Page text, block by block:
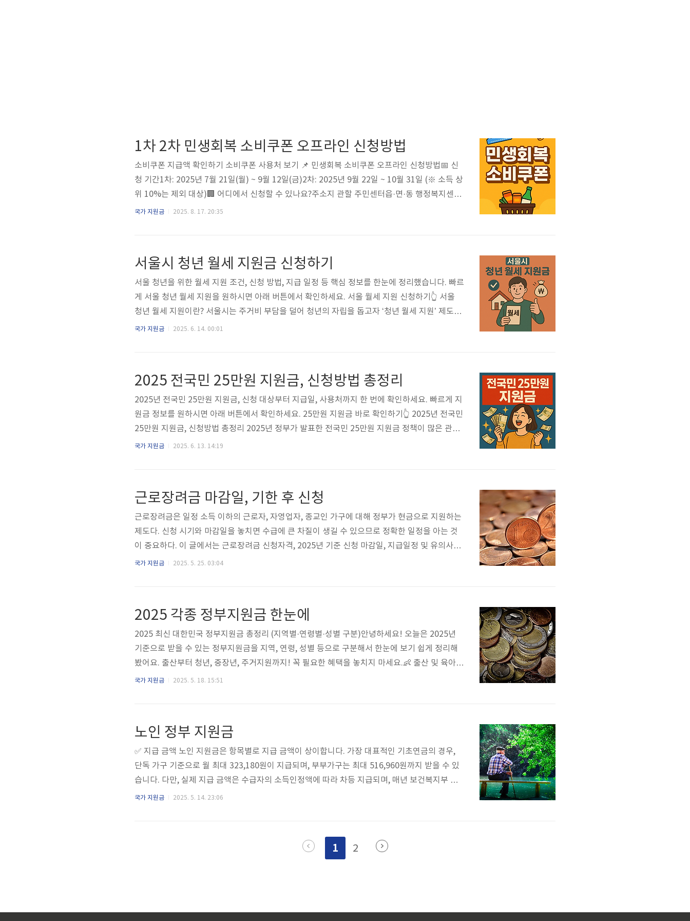
1차 2차 민생회복 소비쿠폰 오프라인 신청방법
소비쿠폰 지급액 확인하기 소비쿠폰 사용처 보기 📌 민생회복 소비쿠폰 오프라인 신청방법📅 신
청 기간1차: 2025년 7월 21일(월) ~ 9월 12일(금)2차: 2025년 9월 22일 ~ 10월 31일 (※ 소득 상
위 10%는 제외 대상)🏢 어디에서 신청할 수 있나요?주소지 관할 주민센터읍·면·동 행정복지센터
지역사랑상품권 오프라인 창구 (일부 지자체 운영)※ 지자체에 따라 신청 장소가 상이할 수 있으
주민센터 방..
국가 지원금 2025. 8. 17. 20:35
서울시 청년 월세 지원금 신청하기
서울 청년을 위한 월세 지원 조건, 신청 방법, 지급 일정 등 핵심 정보를 한눈에 정리했습니다. 빠르
게 서울 청년 월세 지원을 원하시면 아래 버튼에서 확인하세요. 서울 월세 지원 신청하기👆 서울
청년 월세 지원이란? 서울시는 주거비 부담을 덜어 청년의 자립을 돕고자 ‘청년 월세 지원’ 제도를
운영하고 있습니다. 일정 자격 요건을 갖춘 청년들에게 매달 일정 금액의 월세를 최대 10개월간
세가..
국가 지원금 2025. 6. 14. 00:01
2025 전국민 25만원 지원금, 신청방법 총정리
2025년 전국민 25만원 지원금, 신청 대상부터 지급일, 사용처까지 한 번에 확인하세요. 빠르게 지
원금 정보를 원하시면 아래 버튼에서 확인하세요. 25만원 지원금 바로 확인하기👆 2025년 전국민
25만원 지원금, 신청방법 총정리 2025년 정부가 발표한 전국민 25만원 지원금 정책이 많은 관심
을 받고 있습니다. 이번 지원금은 경기 침체와 물가 상승에 따른 소비 진작 및 국민 생활 안정화를
소득 상위 10%..
국가 지원금 2025. 6. 13. 14:19
근로장려금 마감일, 기한 후 신청
근로장려금은 일정 소득 이하의 근로자, 자영업자, 종교인 가구에 대해 정부가 현금으로 지원하는
제도다. 신청 시기와 마감일을 놓치면 수급에 큰 차질이 생길 수 있으므로 정확한 일정을 아는 것
이 중요하다. 이 글에서는 근로장려금 신청자격, 2025년 기준 신청 마감일, 지급일정 및 유의사항
을 상세하게 안내한다. 근로장려금 신청하기근로장려금 신청자격과 조건근로장려금은 일하는 저
이 가구: 연 소득 3,800만원 이하..
국가 지원금 2025. 5. 25. 03:04
2025 각종 정부지원금 한눈에
2025 최신 대한민국 정부지원금 총정리 (지역별·연령별·성별 구분)안녕하세요! 오늘은 2025년
기준으로 받을 수 있는 정부지원금을 지역, 연령, 성별 등으로 구분해서 한눈에 보기 쉽게 정리해
봤어요. 출산부터 청년, 중장년, 주거지원까지! 꼭 필요한 혜택을 놓치지 마세요.👶 출산 및 육아
지원1. 육아휴직 급여 확대육아휴직 급여가 월 최대 250만원으로 상향되었고, 이제는 사후지급
대근무 시간을 줄여 자녀를 돌보는 분..
국가 지원금 2025. 5. 18. 15:51
노인 정부 지원금
✅ 지급 금액 노인 지원금은 항목별로 지급 금액이 상이합니다. 가장 대표적인 기초연금의 경우,
단독 가구 기준으로 월 최대 323,180원이 지급되며, 부부가구는 최대 516,960원까지 받을 수 있
습니다. 다만, 실제 지급 금액은 수급자의 소득인정액에 따라 차등 지급되며, 매년 보건복지부 고
시에 따라 변경될 수 있습니다. 노인 일자리 및 사회활동 지원사업에 참여하는 경우, 근무 시간에
으로 이루어집니다. 정부 노인 지원금 알아보기👆지원 항목지급 금액비고기초연금월 최대 323,18
국가 지원금 2025. 5. 14. 23:06
1 2